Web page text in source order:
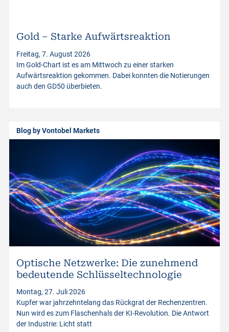
o
d
u
Gold – Starke Aufwärtsreaktion
Freitag, 7. August 2026
Im Gold-Chart ist es am Mittwoch zu einer starken
Aufwärtsreaktion gekommen. Dabei konnten die Notierungen
auch den GD50 überbieten.
Blog by Vontobel Markets
Optische Netzwerke: Die zunehmend
bedeutende Schlüsseltechnologie
Montag, 27. Juli 2026
Kupfer war jahrzehntelang das Rückgrat der Rechenzentren.
Nun wird es zum Flaschenhals der KI-Revolution. Die Antwort
der Industrie: Licht statt